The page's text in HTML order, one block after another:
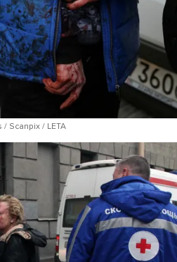
Scanpix / LETA